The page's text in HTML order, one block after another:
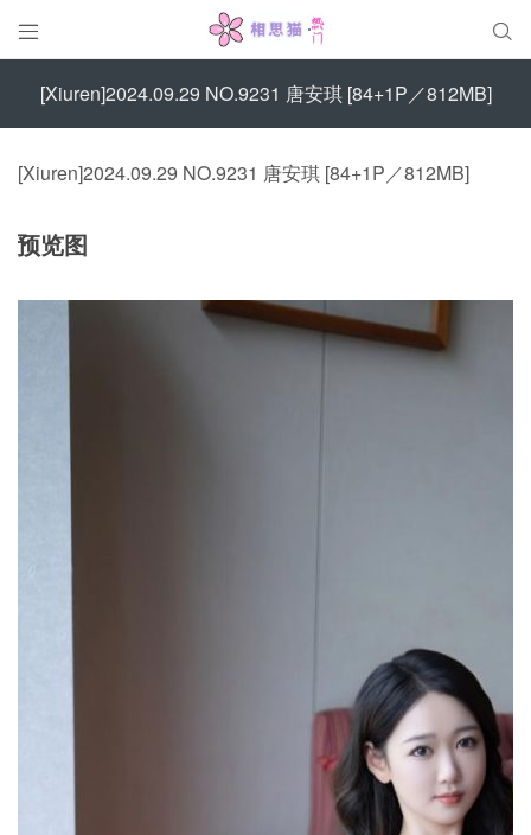
 
[Xiuren]2024.09.29 NO.9231 唐安琪 [84+1P／812MB]
[Xiuren]2024.09.29 NO.9231 唐安琪 [84+1P／812MB]
预览图